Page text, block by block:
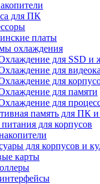
для ПК
платы
охлаждения
для SSD и
для
для
для памяти
для
память для ПК и
для корпусов
для корпусов и
карты